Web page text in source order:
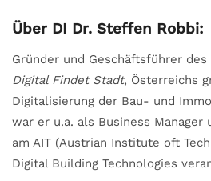
Über DI Dr. Steffen Robbi:
Gründer und Geschäftsführer
Digital Findet Stadt, Österreichs
Digitalisierung der Bau- und
war er u.a. als Business Manager
am AIT (Austrian Institute oft
Digital Building Technologies